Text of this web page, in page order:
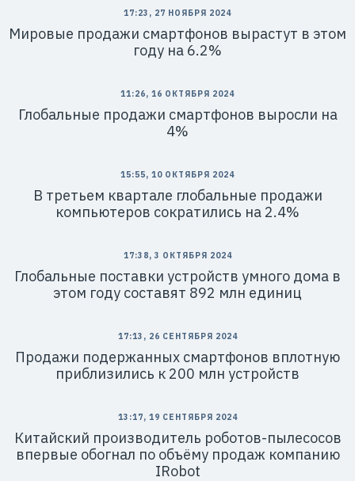
17:23, 27 НОЯБРЯ 2024
Мировые продажи смартфонов вырастут в этом
году на 6.2%
11:26, 16 ОКТЯБРЯ 2024
Глобальные продажи смартфонов выросли на
4%
15:55, 10 ОКТЯБРЯ 2024
В третьем квартале глобальные продажи
компьютеров сократились на 2.4%
17:38, 3 ОКТЯБРЯ 2024
Глобальные поставки устройств умного дома в
этом году составят 892 млн единиц
17:13, 26 СЕНТЯБРЯ 2024
Продажи подержанных смартфонов вплотную
приблизились к 200 млн устройств
13:17, 19 СЕНТЯБРЯ 2024
Китайский производитель роботов-пылесосов
впервые обогнал по объёму продаж компанию
IRobot